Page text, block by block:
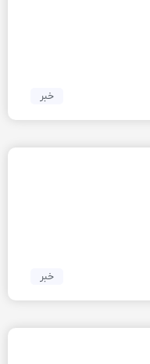
خبر
خبر